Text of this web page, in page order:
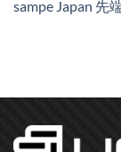
sampe Japan